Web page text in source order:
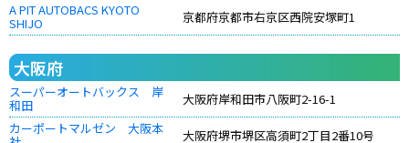
A PIT AUTOBACS KYOTO
SHIJO 京都府京都市右京区西院安塚町1
大阪府
スーパーオートバックス 岸
和田
大阪府岸和田市八阪町2-16-1
カーポートマルゼン 大阪本
大阪府堺市堺区高須町2丁目2番10号